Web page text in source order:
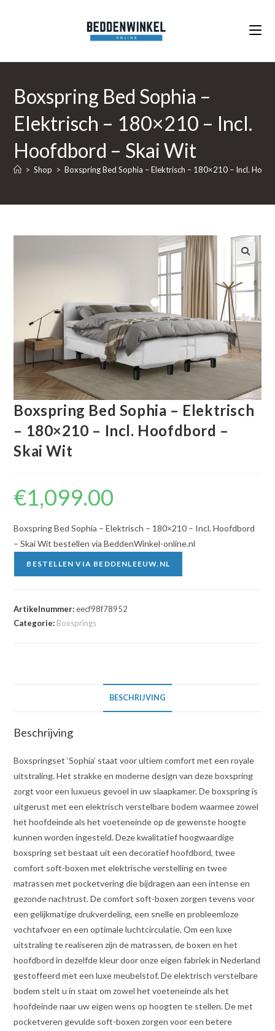
Boxspring Bed Sophia –
Elektrisch – 180×210 – Incl.
Hoofdbord – Skai Wit
> Shop > Boxspring Bed Sophia – Elektrisch – 180×210 – Incl.
🔍
Boxspring Bed Sophia – Elektrisch
– 180×210 – Incl. Hoofdbord –
Skai Wit
€1,099.00
Boxspring Bed Sophia – Elektrisch – 180×210 – Incl. Hoofdbord
– Skai Wit bestellen via BeddenWinkel-online.nl
BESTELLEN VIA BEDDENLEEUW.NL
Artikelnummer:eecf98f78952
Categorie: Boxsprings
BESCHRIJVING
Beschrijving
Boxspringset ‘Sophia’ staat voor ultiem comfort met een royale
uitstraling. Het strakke en moderne design van deze boxspring
zorgt voor een luxueus gevoel in uw slaapkamer. De boxspring is
uitgerust met een elektrisch verstelbare bodem waarmee zowel
het hoofdeinde als het voeteneinde op de gewenste hoogte
kunnen worden ingesteld. Deze kwalitatief hoogwaardige
boxspring set bestaat uit een decoratief hoofdbord, twee
comfort soft-boxen met elektrische verstelling en twee
matrassen met pocketvering die bijdragen aan een intense en
gezonde nachtrust. De comfort soft-boxen zorgen tevens voor
een gelijkmatige drukverdeling, een snelle en probleemloze
vochtafvoer en een optimale luchtcirculatie. Om een luxe
uitstraling te realiseren zijn de matrassen, de boxen en het
hoofdbord in dezelfde kleur door onze eigen fabriek in Nederland
gestoffeerd met een luxe meubelstof. De elektrisch verstelbare
bodem stelt u in staat om zowel het voeteneinde als het
hoofdeinde naar uw eigen wens op hoogten te stellen. De met
pocketveren gevulde soft-boxen zorgen voor een betere